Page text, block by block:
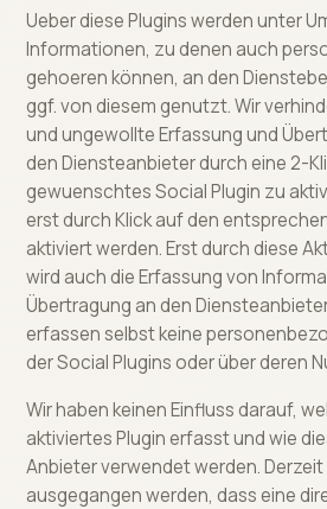
Ueber diese Plugins werden unter
Informationen, zu denen auch
gehoeren können, an den
ggf. von diesem genutzt. Wir
und ungewollte Erfassung und
den Diensteanbieter durch eine 2-
gewuenschtes Social Plugin zu
erst durch Klick auf den
aktiviert werden. Erst durch diese
wird auch die Erfassung von
Übertragung an den
erfassen selbst keine
der Social Plugins oder über deren
Wir haben keinen Einfluss darauf,
aktiviertes Plugin erfasst und wie
Anbieter verwendet werden.
ausgegangen werden, dass eine